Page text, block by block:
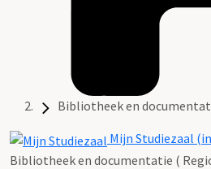
Bibliotheek en
Mijn Studiezaal
Bibliotheek en documentatie (